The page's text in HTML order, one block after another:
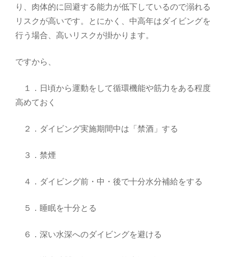
り、肉体的に回避する能力が低下しているので溺れる
リスクが高いです。とにかく、中高年はダイビングを
行う場合、高いリスクが掛かります。
ですから、
１．日頃から運動をして循環機能や筋力をある程度
高めておく
２．ダイビング実施期間中は「禁酒」する
３．禁煙
４．ダイビング前・中・後で十分水分補給をする
５．睡眠を十分とる
６．深い水深へのダイビングを避ける